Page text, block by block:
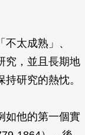
太成熟」、
究，並且長期地
研究的熱忱。
如他的第一個實